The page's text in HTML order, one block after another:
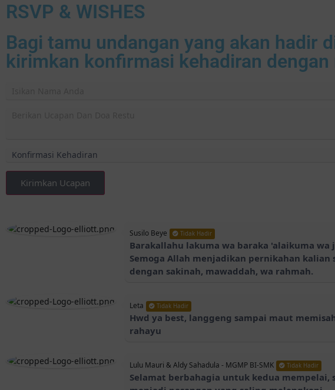
RSVP & WISHES
Bagi tamu undangan yang akan hadir
kirimkan konfirmasi kehadiran
Kirimkan Ucapan
Susilo Beye Tidak Hadir
Barakallahu lakuma wa baraka 'alaikuma wa
Semoga Allah menjadikan pernikahan
dengan sakinah, mawaddah, wa rahmah.
Leta Tidak Hadir
Hwd ya best, langgeng sampai maut
rahayu
Lulu Mauri & Aldy Sahadula - MGMP BI-SMK Tidak Hadir
Selamat berbahagia untuk kedua